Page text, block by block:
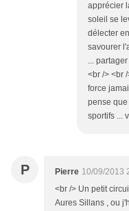
apprécier
soleil se
délecter
savourer
...
<br /> <br
force
pense que
sportifs ...
P Pierre 10/09/2013
<br /> Un petit
Aures Sillans , ou